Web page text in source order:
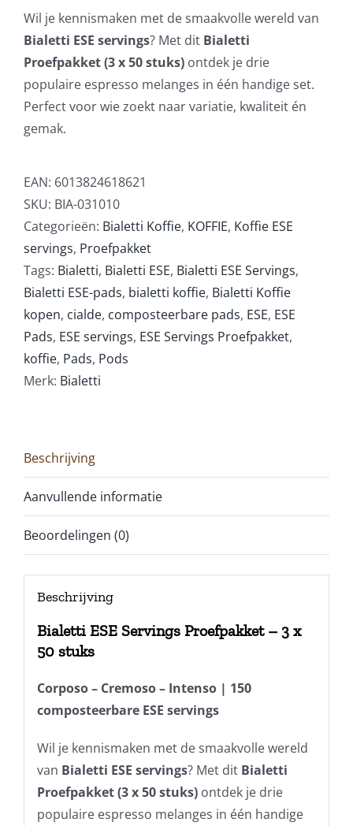
Wil je kennismaken met de smaakvolle wereld van
Bialetti ESE servings? Met dit Bialetti
Proefpakket (3 x 50 stuks) ontdek je drie
populaire espresso melanges in één handige set.
Perfect voor wie zoekt naar variatie, kwaliteit én
gemak.
EAN: 6013824618621
SKU: BIA-031010
Categorieën: Bialetti Koffie, KOFFIE, Koffie ESE
servings, Proefpakket
Tags: Bialetti, Bialetti ESE, Bialetti ESE Servings,
Bialetti ESE-pads, bialetti koffie, Bialetti Koffie
kopen, cialde, composteerbare pads, ESE, ESE
Pads, ESE servings, ESE Servings Proefpakket,
koffie, Pads, Pods
Merk: Bialetti
Beschrijving
Aanvullende informatie
Beoordelingen (0)
Beschrijving
Bialetti ESE Servings Proefpakket – 3 x
50 stuks
Corposo – Cremoso – Intenso | 150
composteerbare ESE servings
Wil je kennismaken met de smaakvolle wereld
van Bialetti ESE servings? Met dit Bialetti
Proefpakket (3 x 50 stuks)ontdek je drie
populaire espresso melanges in één handige